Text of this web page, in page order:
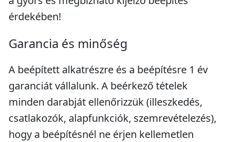
érdekében!
Garancia és minőség
A beépített alkatrészre és a beépítésre 1 év
garanciát vállalunk. A beérkező tételek
minden darabját ellenőrizzük (illeszkedés,
csatlakozók, alapfunkciók, szemrevételezés),
hogy a beépítésnél ne érjen kellemetlen